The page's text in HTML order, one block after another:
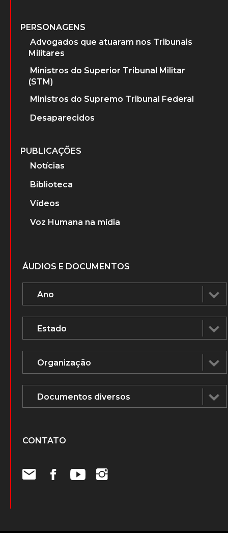
PERSONAGENS
Advogados que atuaram nos Tribunais
Militares
Ministros do Superior Tribunal Militar
(STM)
Ministros do Supremo Tribunal Federal
Desaparecidos
PUBLICAÇÕES
Notícias
Biblioteca
Vídeos
Voz Humana na mídia
ÁUDIOS E DOCUMENTOS
CONTATO